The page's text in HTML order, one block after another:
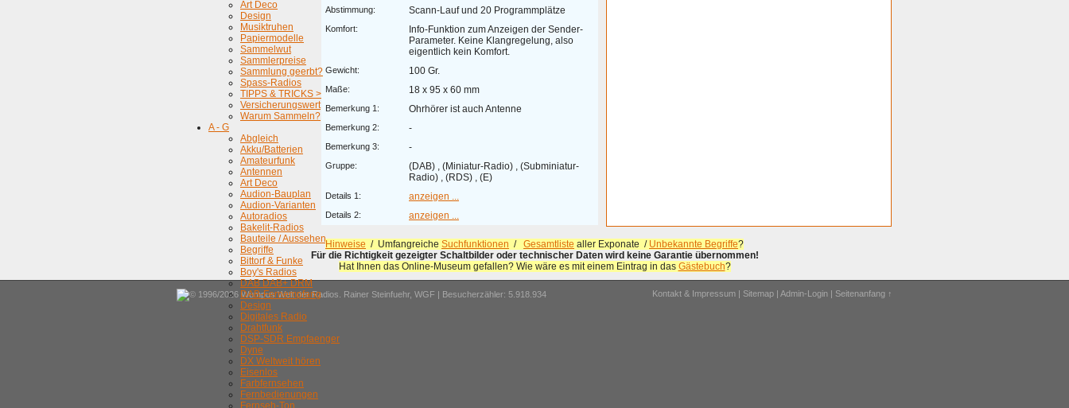
Art Deco
Design
Musiktruhen
Papiermodelle
Sammelwut
Sammlerpreise
Sammlung geerbt?
Spass-Radios
TIPPS & TRICKS >
Versicherungswert
Warum Sammeln?
A - G
Abgleich
Akku/Batterien
Amateurfunk
Antennen
Art Deco
Audion-Bauplan
Audion-Varianten
Autoradios
Bakelit-Radios
Bauteile / Aussehen
Begriffe
Bittorf & Funke
Boy's Radios
DAB DAB+ DRM
DAB-Fernempfang
Design
Digitales Radio
Drahtfunk
DSP-SDR Empfaenger
Dyne
DX Weltweit hören
Eisenlos
Farbfernsehen
Fernbedienungen
Fernseh-Ton
Abstimmung: Scann-Lauf und 20 Programmplätze
Komfort:
Info-Funktion zum Anzeigen der Sender-
Parameter. Keine Klangregelung, also
eigentlich kein Komfort.
Gewicht: 100 Gr.
Maße: 18 x 95 x 60 mm
Bemerkung 1: Ohrhörer ist auch Antenne
Bemerkung 2: -
Bemerkung 3: -
Gruppe:
(DAB) , (Miniatur-Radio) , (Subminiatur-
Radio) , (RDS) , (E)
Details 1: anzeigen ...
Details 2: anzeigen ...
Hinweise / Umfangreiche Suchfunktionen / Gesamtliste aller Exponate / Unbekannte Begriffe?
Für die Richtigkeit gezeigter Schaltbilder oder technischer Daten wird keine Garantie übernommen!
Hat Ihnen das Online-Museum gefallen? Wie wäre es mit einem Eintrag in das Gästebuch?
© 1996/2026 Wumpus Welt der Radios. Rainer Steinfuehr, WGF | Besucherzähler: 5.918.934 Kontakt & Impressum | Sitemap | Admin-Login | Seitenanfang ↑